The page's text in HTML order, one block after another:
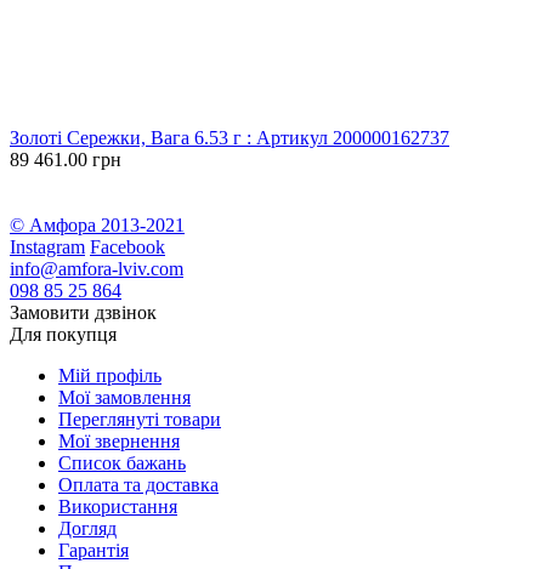
Золоті Сережки, Вага 6.53 г : Артикул 200000162737
89 461.00 грн
© Амфора 2013-2021
Instagram Facebook
info@amfora-lviv.com
098 85 25 864
Замовити дзвінок
Для покупця
Мій профіль
Мої замовлення
Переглянуті товари
Мої звернення
Список бажань
Оплата та доставка
Використання
Догляд
Гарантія